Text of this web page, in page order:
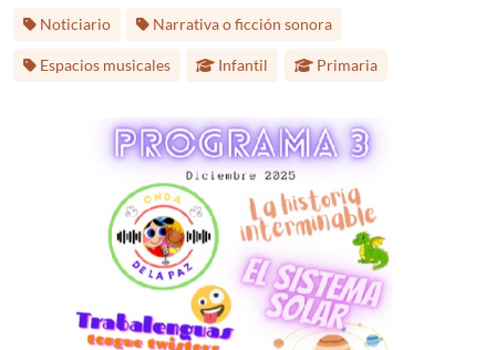
Etiquetas:
Noticiario Narrativa o ficción sonora
Espacios musicales Infantil Primaria